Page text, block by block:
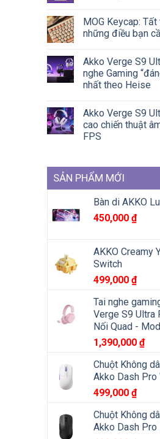
MOG Keycap:
những điều bạn
Akko Verge S9
nghe Gaming
nhất theo Heise
Akko Verge S9
cao chiến thuật
FPS
SẢN PHẨM MỚI
Bàn di AKKO
450,000 ₫
AKKO Creamy
Switch
499,000 ₫
Tai nghe
Verge S9 Ultra
Nối Quad -
1,390,000 ₫
Chuột Không
Akko Dash Pro
499,000 ₫
Chuột Không
Akko Dash Pro